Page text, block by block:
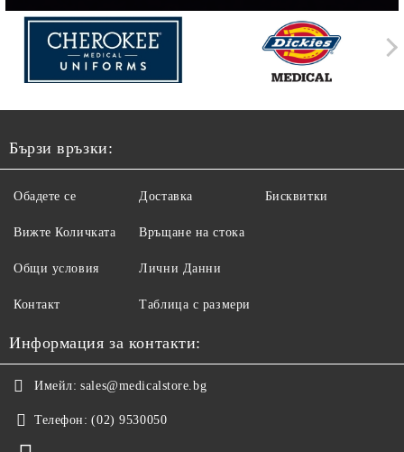
Бързи връзки:
Обадете се
Вижте Количката
Общи условия
Контакт
Доставка
Връщане на стока
Лични Данни
Таблица с размери
Бисквитки
Информация за контакти:
Имейл: sales@medicalstore.bg
Телефон: (02) 9530050